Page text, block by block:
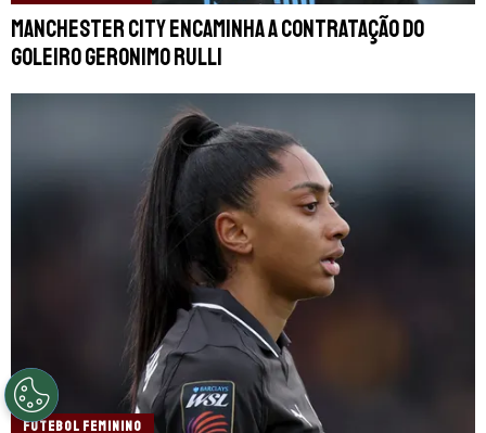
Manchester City encaminha a contratação do
goleiro Geronimo Rulli
FUTEBOL FEMININO